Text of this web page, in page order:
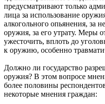
предусматривают только
лица за использование
алкогольного опьянения, за
оружия, за его утрату. Меры
ужесточить, вплоть до
к оружию, особенно
Должно ли государство
оружия? В этом вопросе
более половины
некоторые мнения граждан: